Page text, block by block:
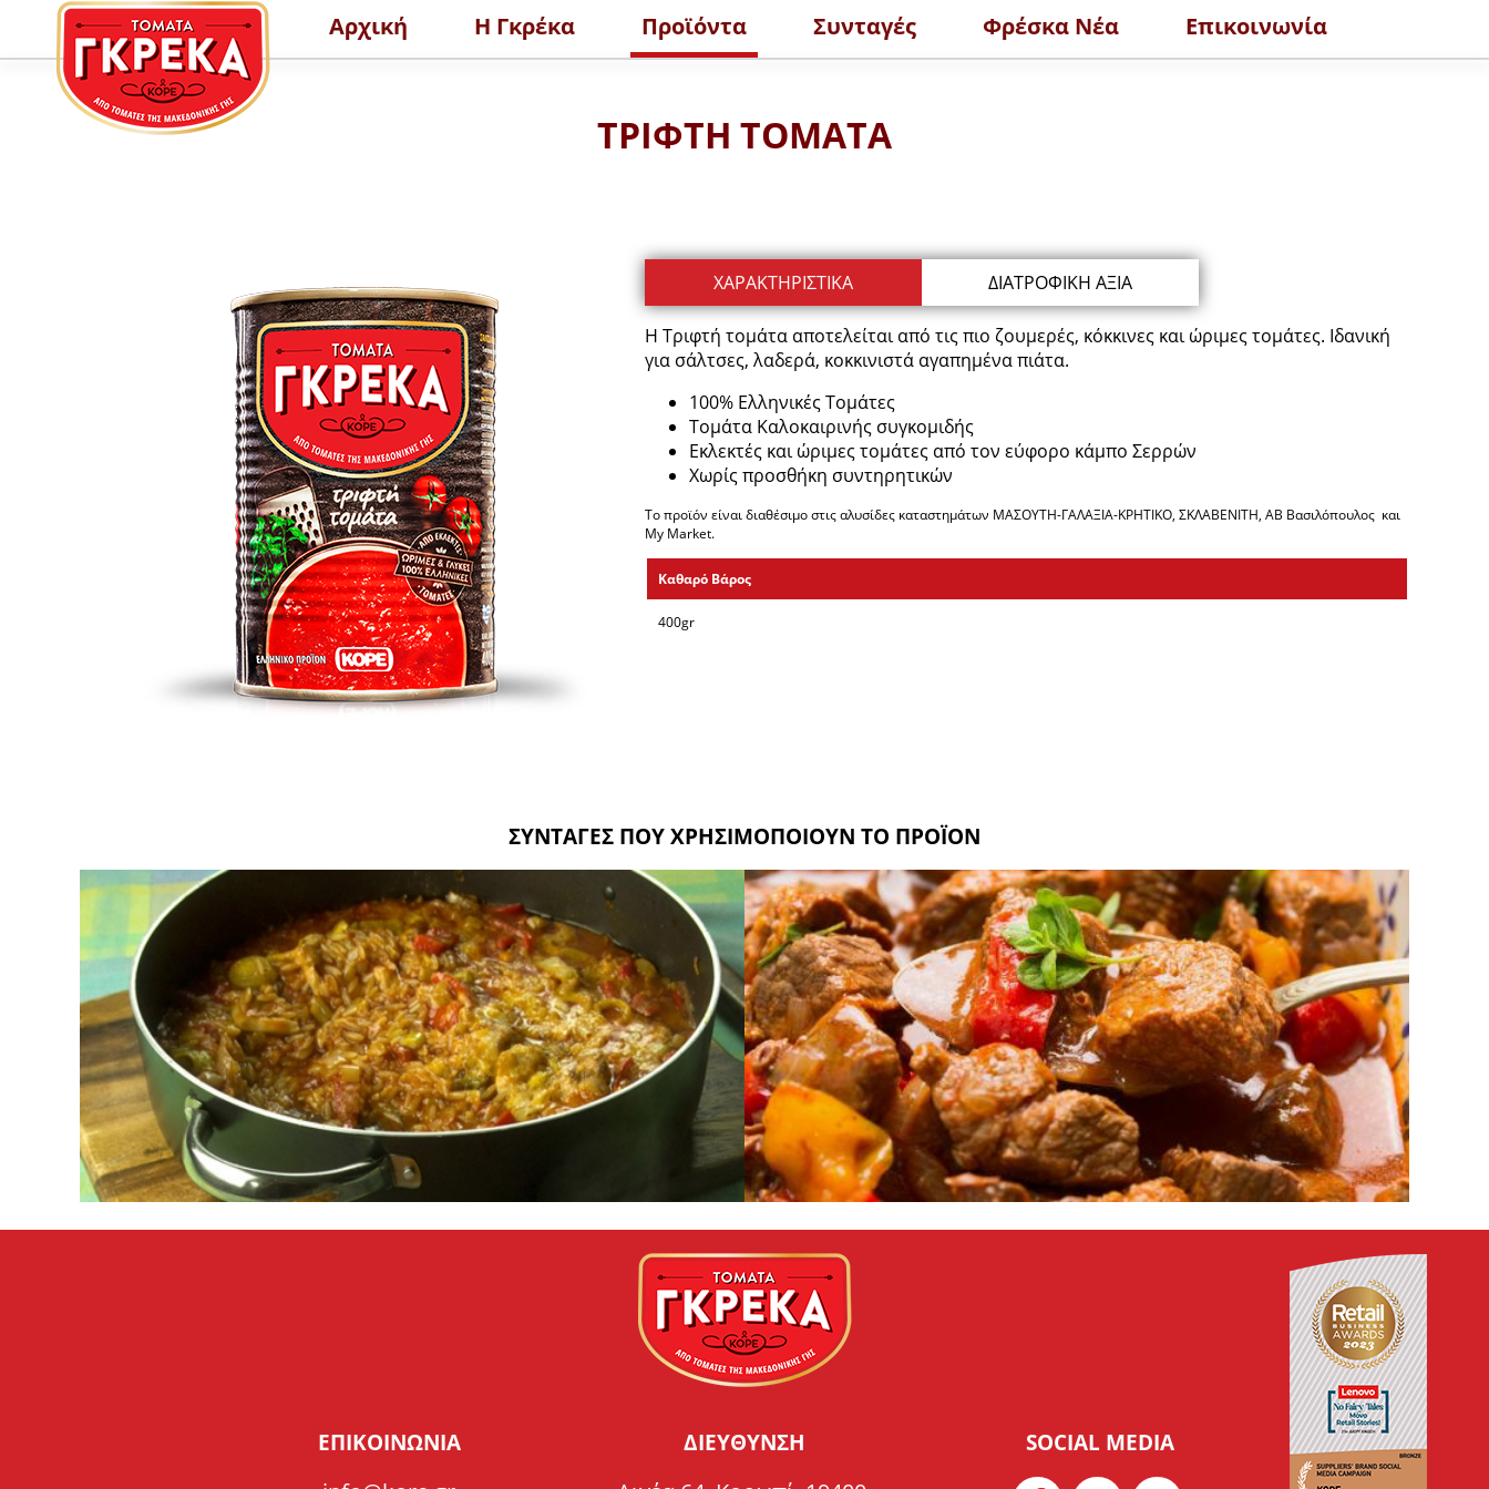
Αρχική Η Γκρέκα Προϊόντα Συνταγές Φρέσκα Νέα Επικοινωνία
ΧΥΜΟΣ ΤΟΜΑΤΑΣ PASSATA
ΠΕΡΙΣΣΟΤΕΡΑ ΠΕΡΙΣΣΟΤΕΡΑ ΠΕΡΙΣΣΟΤΕΡΑ
ΤΡΙΦΤΗ ΤΟΜΑΤΑ
ΧΑΡΑΚΤΗΡΙΣΤΙΚΑ ΔΙΑΤΡΟΦΙΚΗ ΑΞΙΑ
Η Τριφτή τομάτα αποτελείται από τις πιο ζουμερές, κόκκινες και ώριμες τομάτες. Ιδανική
για σάλτσες, λαδερά, κοκκινιστά αγαπημένα πιάτα.
100% Eλληνικές Τομάτες
Τομάτα Καλοκαιρινής συγκομιδής
Εκλεκτές και ώριμες τομάτες από τον εύφορο κάμπο Σερρών
Xωρίς προσθήκη συντηρητικών
Το προϊόν είναι διαθέσιμο στις αλυσίδες καταστημάτων ΜΑΣΟΥΤΗ-ΓΑΛΑΞΙΑ-ΚΡΗΤΙΚΟ, ΣΚΛΑΒΕΝΙΤΗ, ΑΒ Βασιλόπουλος και
My Market.
Καθαρό Βάρος
400gr
ΣΥΝΤΑΓΕΣ ΠΟΥ ΧΡΗΣΙΜΟΠΟΙΟΥΝ ΤΟ ΠΡΟΪΟΝ
ΠΡΟΕΤΟΙΜΑΣΙΑ
15'
ΜΑΓΕΙΡΕΜΑ
30'
ΠΡΟΕΤΟΙΜΑΣΙΑ
15'
ΜΑΓΕΙΡΕΜΑ
105'
ΕΠΙΚΟΙΝΩΝΙΑ ΔΙΕΥΘΥΝΣΗ SOCIAL MEDIA